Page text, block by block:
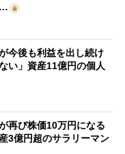
…
今後も利益を出し続け
い」資産11億円の個人
再び株価10万円になる
3億円超のサラリーマン